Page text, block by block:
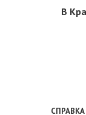
В
СПРАВКА